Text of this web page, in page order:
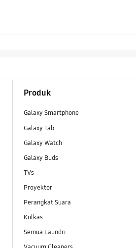
Produk
Galaxy Smartphone
Galaxy Tab
Galaxy Watch
Galaxy Buds
TVs
Proyektor
Perangkat Suara
Kulkas
Semua Laundri